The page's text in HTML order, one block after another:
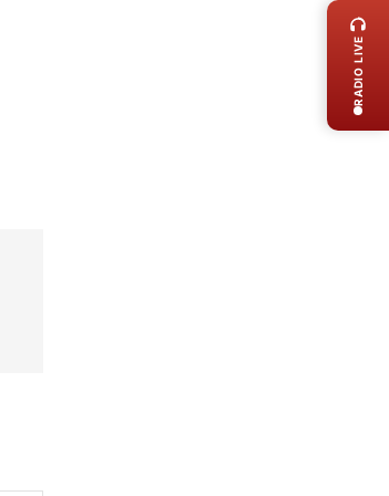
RADIO LIVE